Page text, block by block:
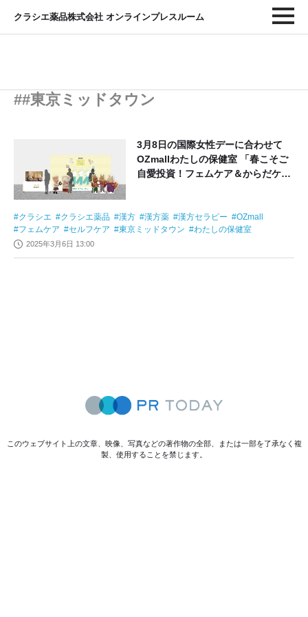
クラシエ薬品株式会社 オンラインプレスルーム
##東京ミッドタウン
3月8日の国際女性デーに合わせて
OZmallわたしの保健室 「春こそご
自愛投資！フェムケア＆からだケ
クラシエ クラシエ薬品 漢方 漢方薬 漢方セラピー
OZmall
フェムケア
セルフケア 東京ミッドタウン わたしの保健室
2025年3月6日 13:00
このウェブサイト上の文章、映像、写真などの著作物の全部、または一部を了承なく複
製、使用することを禁じます。